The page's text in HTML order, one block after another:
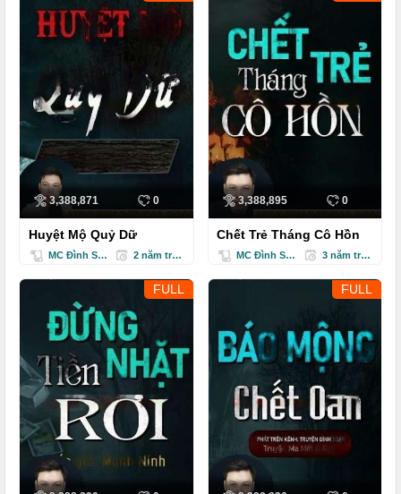
3,388,871 0
Huyệt Mộ Quỷ Dữ
MC Đình Soạn 2 năm trước
3,388,895 0
Chết Trẻ Tháng Cô Hồn
MC Đình Soạn 3 năm trước
FULL FULL